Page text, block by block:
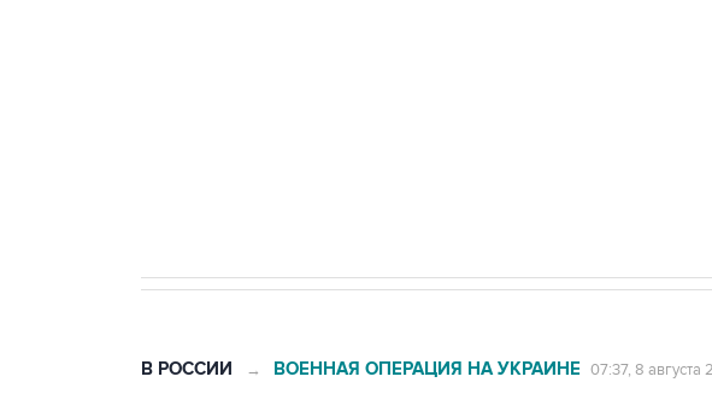
В РОССИИ → ВОЕННАЯ ОПЕРАЦИЯ НА УКРАИНЕ 07:37, 8 августа